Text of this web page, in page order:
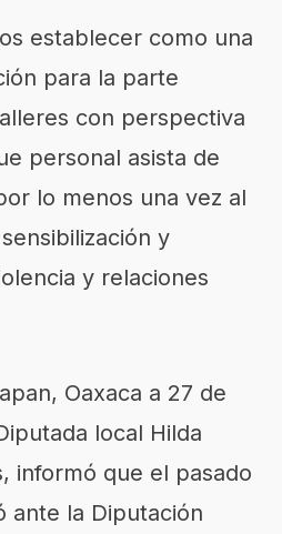
establecer como una
para la parte
con perspectiva
personal asista de
lo menos una vez al
y
y relaciones
Oaxaca a 27 de
local Hilda
informó que el pasado
ante la Diputación